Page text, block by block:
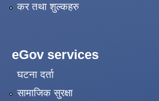
कर तथा शुल्कहरु
eGov services
घटना दर्ता
सामाजिक सुरक्षा